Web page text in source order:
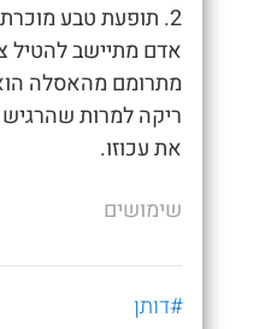
2. תופעת טבע
אדם מתיישב להטיל
מתרומם מהאסלה
ריקה למרות
את עכוזו.
שימושים
#דותן